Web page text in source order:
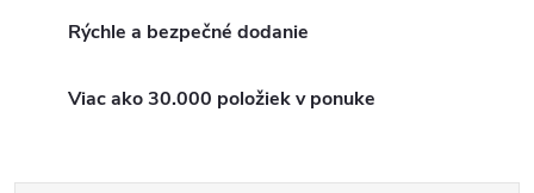
Rýchle a bezpečné dodanie
Viac ako 30.000 položiek v ponuke